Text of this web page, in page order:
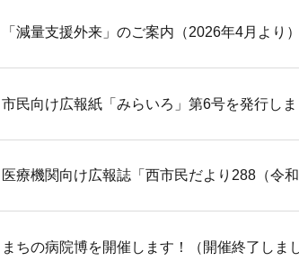
「減量支援外来」のご案内（2026年4月より）
市民向け広報紙「みらいろ」第6号を発行しま
医療機関向け広報誌「西市民だより288（令
まちの病院博を開催します！（開催終了しま